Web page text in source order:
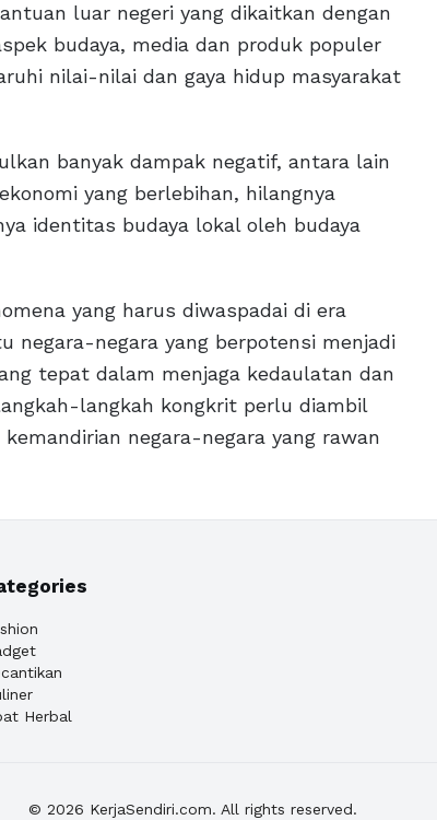
luar negeri yang dikaitkan dengan
budaya, media dan produk populer
nilai-nilai dan gaya hidup masyarakat
banyak dampak negatif, antara lain
yang berlebihan, hilangnya
identitas budaya lokal oleh budaya
yang harus diwaspadai di era
negara-negara yang berpotensi menjadi
tepat dalam menjaga kedaulatan dan
langkah kongkrit perlu diambil
negara-negara yang rawan
Herbal
© 2026 KerjaSendiri.com. All rights reserved.